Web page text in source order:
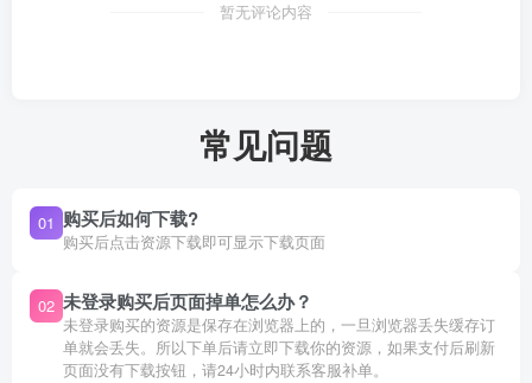
暂无评论内容
常见问题
01 购买后如何下载?
购买后点击资源下载即可显示下载页面
02 未登录购买后页面掉单怎么办？
未登录购买的资源是保存在浏览器上的，一旦浏览器丢失缓存订
单就会丢失。所以下单后请立即下载你的资源，如果支付后刷新
页面没有下载按钮，请24小时内联系客服补单。